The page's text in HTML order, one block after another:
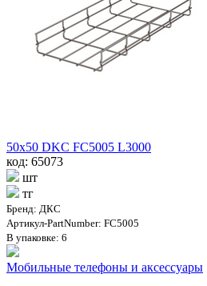
50х50 DKC FC5005 L3000
код: 65073
шт
тг
Бренд: ДКС
Артикул-PartNumber: FC5005
В упаковке: 6
Мобильные телефоны и аксессуары